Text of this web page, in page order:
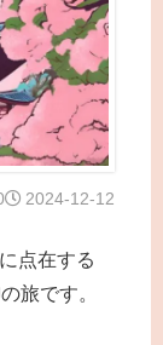
2024-12-12
点在する
旅です。